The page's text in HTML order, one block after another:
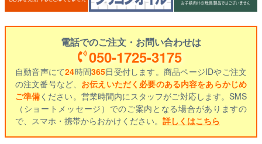
電話でのご注文・お問い合わせは
050-1725-3175
自動音声にて24時間365日受付します。商品ページIDやご注文
の注文番号など、 お伝えいただく必要のある内容をあらかじめ
ご準備ください。営業時間内にスタッフがご対応します。SMS
（ショートメッセージ）でのご案内となる場合がありますの
で、スマホ・携帯からおかけください。 詳しくはこちら